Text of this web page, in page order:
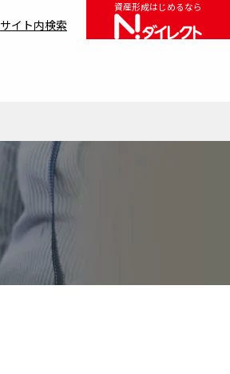
サイト内検索
資産形成はじめるなら